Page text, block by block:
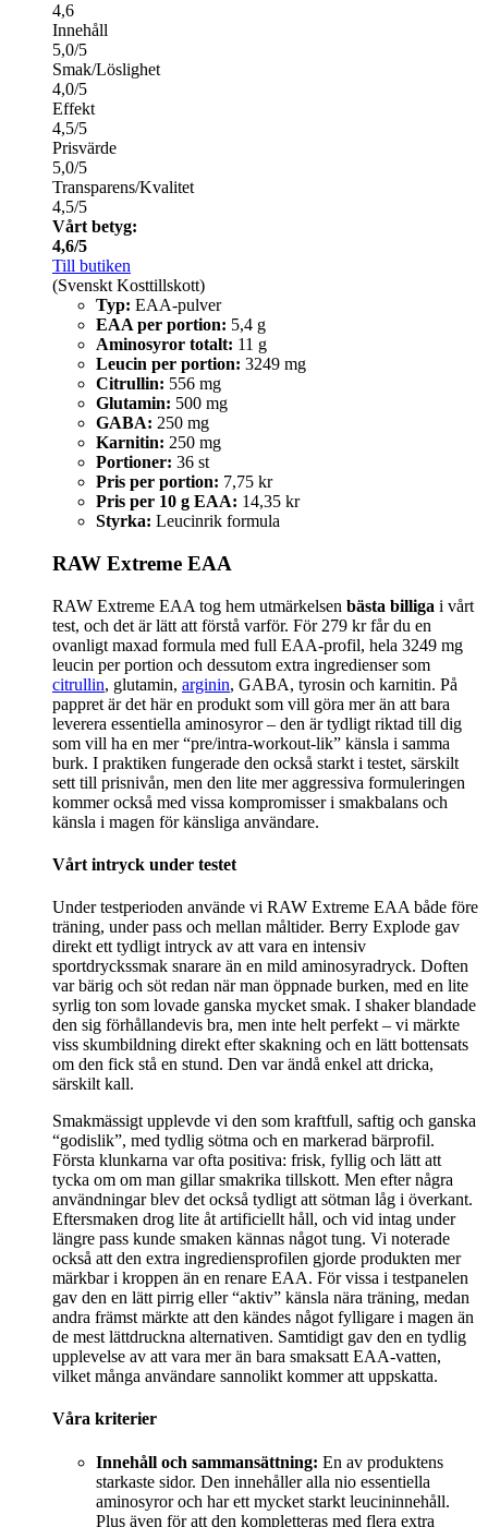
4,6
Innehåll
5,0/5
Smak/Löslighet
4,0/5
Effekt
4,5/5
Prisvärde
5,0/5
Transparens/Kvalitet
4,5/5
Vårt betyg:
4,6/5
Till butiken
(Svenskt Kosttillskott)
Typ: EAA-pulver
EAA per portion: 5,4 g
Aminosyror totalt: 11 g
Leucin per portion: 3249 mg
Citrullin: 556 mg
Glutamin: 500 mg
GABA: 250 mg
Karnitin: 250 mg
Portioner: 36 st
Pris per portion: 7,75 kr
Pris per 10 g EAA: 14,35 kr
Styrka: Leucinrik formula
RAW Extreme EAA
RAW Extreme EAA tog hem utmärkelsen bästa billiga i vårt
test, och det är lätt att förstå varför. För 279 kr får du en
ovanligt maxad formula med full EAA-profil, hela 3249 mg
leucin per portion och dessutom extra ingredienser som
citrullin, glutamin, arginin, GABA, tyrosin och karnitin. På
pappret är det här en produkt som vill göra mer än att bara
leverera essentiella aminosyror – den är tydligt riktad till dig
som vill ha en mer “pre/intra-workout-lik” känsla i samma
burk. I praktiken fungerade den också starkt i testet, särskilt
sett till prisnivån, men den lite mer aggressiva formuleringen
kommer också med vissa kompromisser i smakbalans och
känsla i magen för känsliga användare.
Vårt intryck under testet
Under testperioden använde vi RAW Extreme EAA både före
träning, under pass och mellan måltider. Berry Explode gav
direkt ett tydligt intryck av att vara en intensiv
sportdryckssmak snarare än en mild aminosyradryck. Doften
var bärig och söt redan när man öppnade burken, med en lite
syrlig ton som lovade ganska mycket smak. I shaker blandade
den sig förhållandevis bra, men inte helt perfekt – vi märkte
viss skumbildning direkt efter skakning och en lätt bottensats
om den fick stå en stund. Den var ändå enkel att dricka,
särskilt kall.
Smakmässigt upplevde vi den som kraftfull, saftig och ganska
“godislik”, med tydlig sötma och en markerad bärprofil.
Första klunkarna var ofta positiva: frisk, fyllig och lätt att
tycka om om man gillar smakrika tillskott. Men efter några
användningar blev det också tydligt att sötman låg i överkant.
Eftersmaken drog lite åt artificiellt håll, och vid intag under
längre pass kunde smaken kännas något tung. Vi noterade
också att den extra ingrediensprofilen gjorde produkten mer
märkbar i kroppen än en renare EAA. För vissa i testpanelen
gav den en lätt pirrig eller “aktiv” känsla nära träning, medan
andra främst märkte att den kändes något fylligare i magen än
de mest lättdruckna alternativen. Samtidigt gav den en tydlig
upplevelse av att vara mer än bara smaksatt EAA-vatten,
vilket många användare sannolikt kommer att uppskatta.
Våra kriterier
Innehåll och sammansättning: En av produktens
starkaste sidor. Den innehåller alla nio essentiella
aminosyror och har ett mycket starkt leucininnehåll.
Plus även för att den kompletteras med flera extra